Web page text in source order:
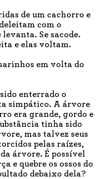
de um cachorro e
com o
Se sacode.
e elas voltam.
em volta do
enterrado o
simpático. A árvore
era grande, gordo e
tinha sido
mas talvez seus
pelas raízes,
árvore. É possível
e quebre os ossos do
debaixo dela?